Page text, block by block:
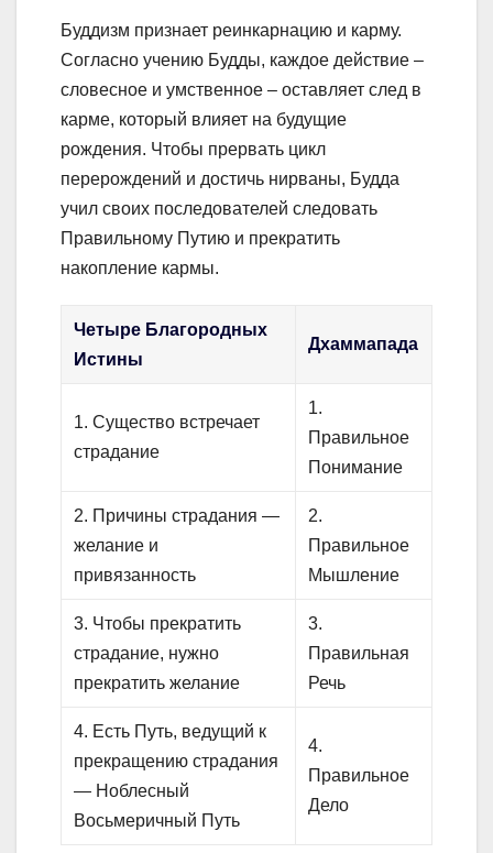
Буддизм признает реинкарнацию и карму.
Согласно учению Будды, каждое действие –
словесное и умственное – оставляет след в
карме, который влияет на будущие
рождения. Чтобы прервать цикл
перерождений и достичь нирваны, Будда
учил своих последователей следовать
Правильному Путию и прекратить
накопление кармы.
Четыре Благородных
Истины
Дхаммапада
1. Существо встречает
страдание
1.
Правильное
Понимание
2. Причины страдания —
желание и
привязанность
2.
Правильное
Мышление
3. Чтобы прекратить
страдание, нужно
прекратить желание
3.
Правильная
Речь
4. Есть Путь, ведущий к
прекращению страдания
— Ноблесный
Восьмеричный Путь
4.
Правильное
Дело